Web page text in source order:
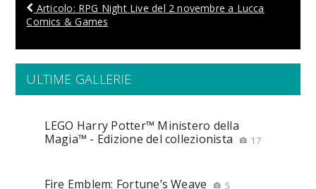
Articolo: RPG Night Live del 2 novembre a Lucca
Comics & Games
ULTIME GALLERIE
LEGO Harry Potter™ Ministero della
Magia™ - Edizione del collezionista
17
Fire Emblem: Fortune’s Weave 5